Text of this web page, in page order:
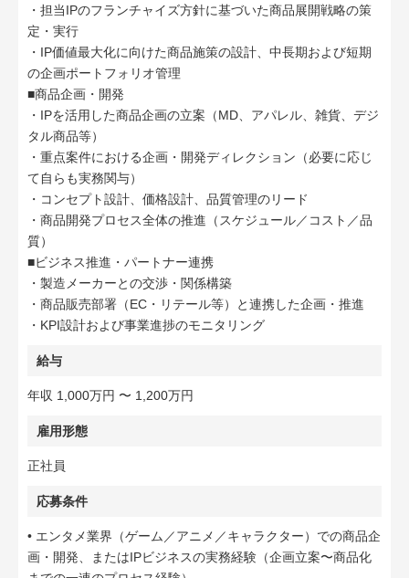
・担当IPのフランチャイズ方針に基づいた商品展開戦略の策
定・実行
・IP価値最大化に向けた商品施策の設計、中長期および短期
の企画ポートフォリオ管理
■商品企画・開発
・IPを活用した商品企画の立案（MD、アパレル、雑貨、デジ
タル商品等）
・重点案件における企画・開発ディレクション（必要に応じ
て自らも実務関与）
・コンセプト設計、価格設計、品質管理のリード
・商品開発プロセス全体の推進（スケジュール／コスト／品
質）
■ビジネス推進・パートナー連携
・製造メーカーとの交渉・関係構築
・商品販売部署（EC・リテール等）と連携した企画・推進
・KPI設計および事業進捗のモニタリング
給与
年収 1,000万円 〜 1,200万円
雇用形態
正社員
応募条件
• エンタメ業界（ゲーム／アニメ／キャラクター）での商品企
画・開発、またはIPビジネスの実務経験（企画立案〜商品化